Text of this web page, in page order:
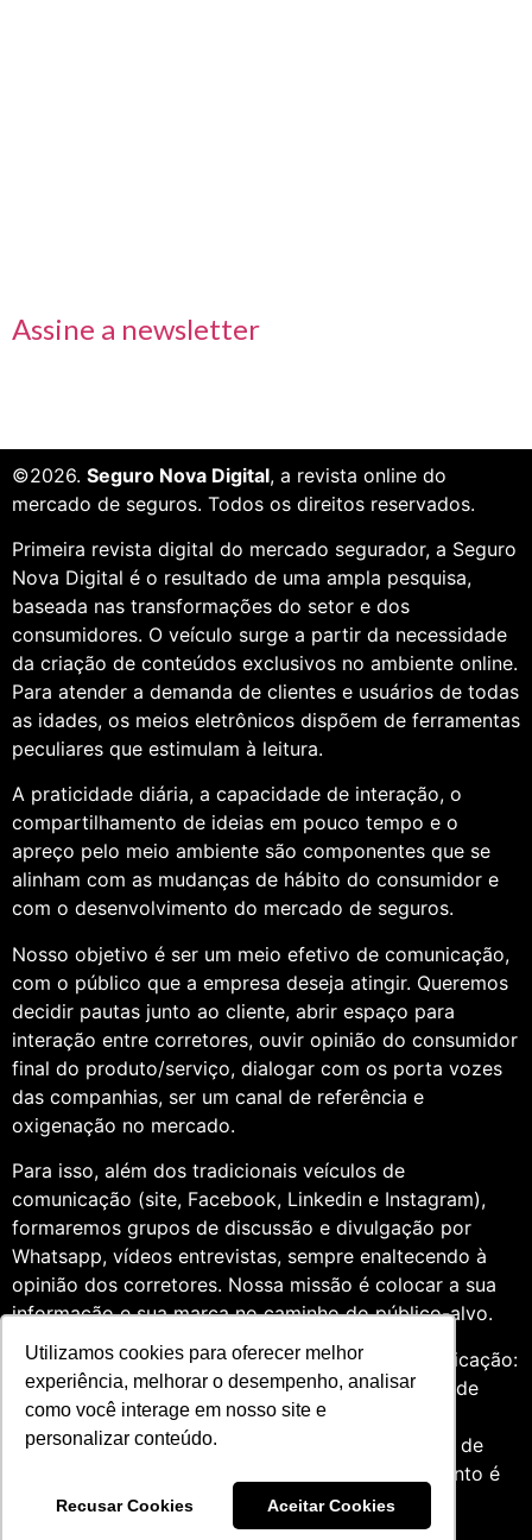
Utilizamos cookies para oferecer melhor
experiência, melhorar o desempenho, analisar
como você interage em nosso site e
personalizar conteúdo.
Recusar Cookies Aceitar Cookies
Assine a newsletter
©2026. Seguro Nova Digital, a revista online do
mercado de seguros. Todos os direitos reservados.
Primeira revista digital do mercado segurador, a Seguro
Nova Digital é o resultado de uma ampla pesquisa,
baseada nas transformações do setor e dos
consumidores. O veículo surge a partir da necessidade
da criação de conteúdos exclusivos no ambiente online.
Para atender a demanda de clientes e usuários de todas
as idades, os meios eletrônicos dispõem de ferramentas
peculiares que estimulam à leitura.
A praticidade diária, a capacidade de interação, o
compartilhamento de ideias em pouco tempo e o
apreço pelo meio ambiente são componentes que se
alinham com as mudanças de hábito do consumidor e
com o desenvolvimento do mercado de seguros.
Nosso objetivo é ser um meio efetivo de comunicação,
com o público que a empresa deseja atingir. Queremos
decidir pautas junto ao cliente, abrir espaço para
interação entre corretores, ouvir opinião do consumidor
final do produto/serviço, dialogar com os porta vozes
das companhias, ser um canal de referência e
oxigenação no mercado.
Para isso, além dos tradicionais veículos de
comunicação (site, Facebook, Linkedin e Instagram),
formaremos grupos de discussão e divulgação por
Whatsapp, vídeos entrevistas, sempre enaltecendo à
opinião dos corretores. Nossa missão é colocar a sua
informação e sua marca no caminho do público-alvo.
Somos profissionais formados na área de comunicação:
Jornalismo e Relações Públicas. Assim, por meio de
uma análise de quatro anos do setor de seguros,
entendemos que fazer um trabalho diversificado, de
relevância e com grande expertise para o segmento é
essencial àqueles que desejam contribuir para o